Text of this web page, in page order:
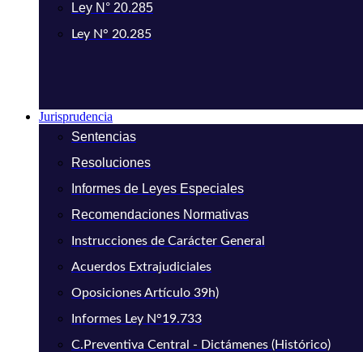
Ley N° 20.285
Ley N° 20.285
Jurisprudencia
Sentencias
Resoluciones
Informes de Leyes Especiales
Recomendaciones Normativas
Instrucciones de Carácter General
Acuerdos Extrajudiciales
Oposiciones Artículo 39h)
Informes Ley N°19.733
C.Preventiva Central - Dictámenes (Histórico)